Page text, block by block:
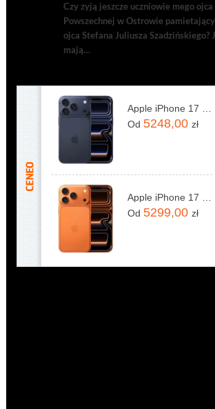
Czy zyją jeszcze uczniowie mego ojca
Powszechnej w Ostrowie
ojca Stefana Juliusza Szadzińskiego?
mają…
Od 5248,00 zł
Od 5299,00 zł